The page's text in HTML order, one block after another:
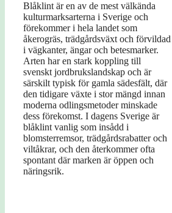
Blåklint är en av de mest välkända
kulturmarksarterna i Sverige och
förekommer i hela landet som
åkerogräs, trädgårdsväxt och förvildad
i vägkanter, ängar och betesmarker.
Arten har en stark koppling till
svenskt jordbrukslandskap och är
särskilt typisk för gamla sädesfält, där
den tidigare växte i stor mängd innan
moderna odlingsmetoder minskade
dess förekomst. I dagens Sverige är
blåklint vanlig som insådd i
blomsterremsor, trädgårdsrabatter och
viltåkrar, och den återkommer ofta
spontant där marken är öppen och
näringsrik.